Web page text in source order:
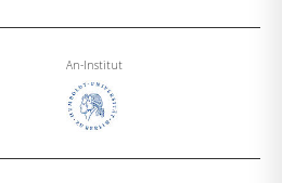
An-Institut